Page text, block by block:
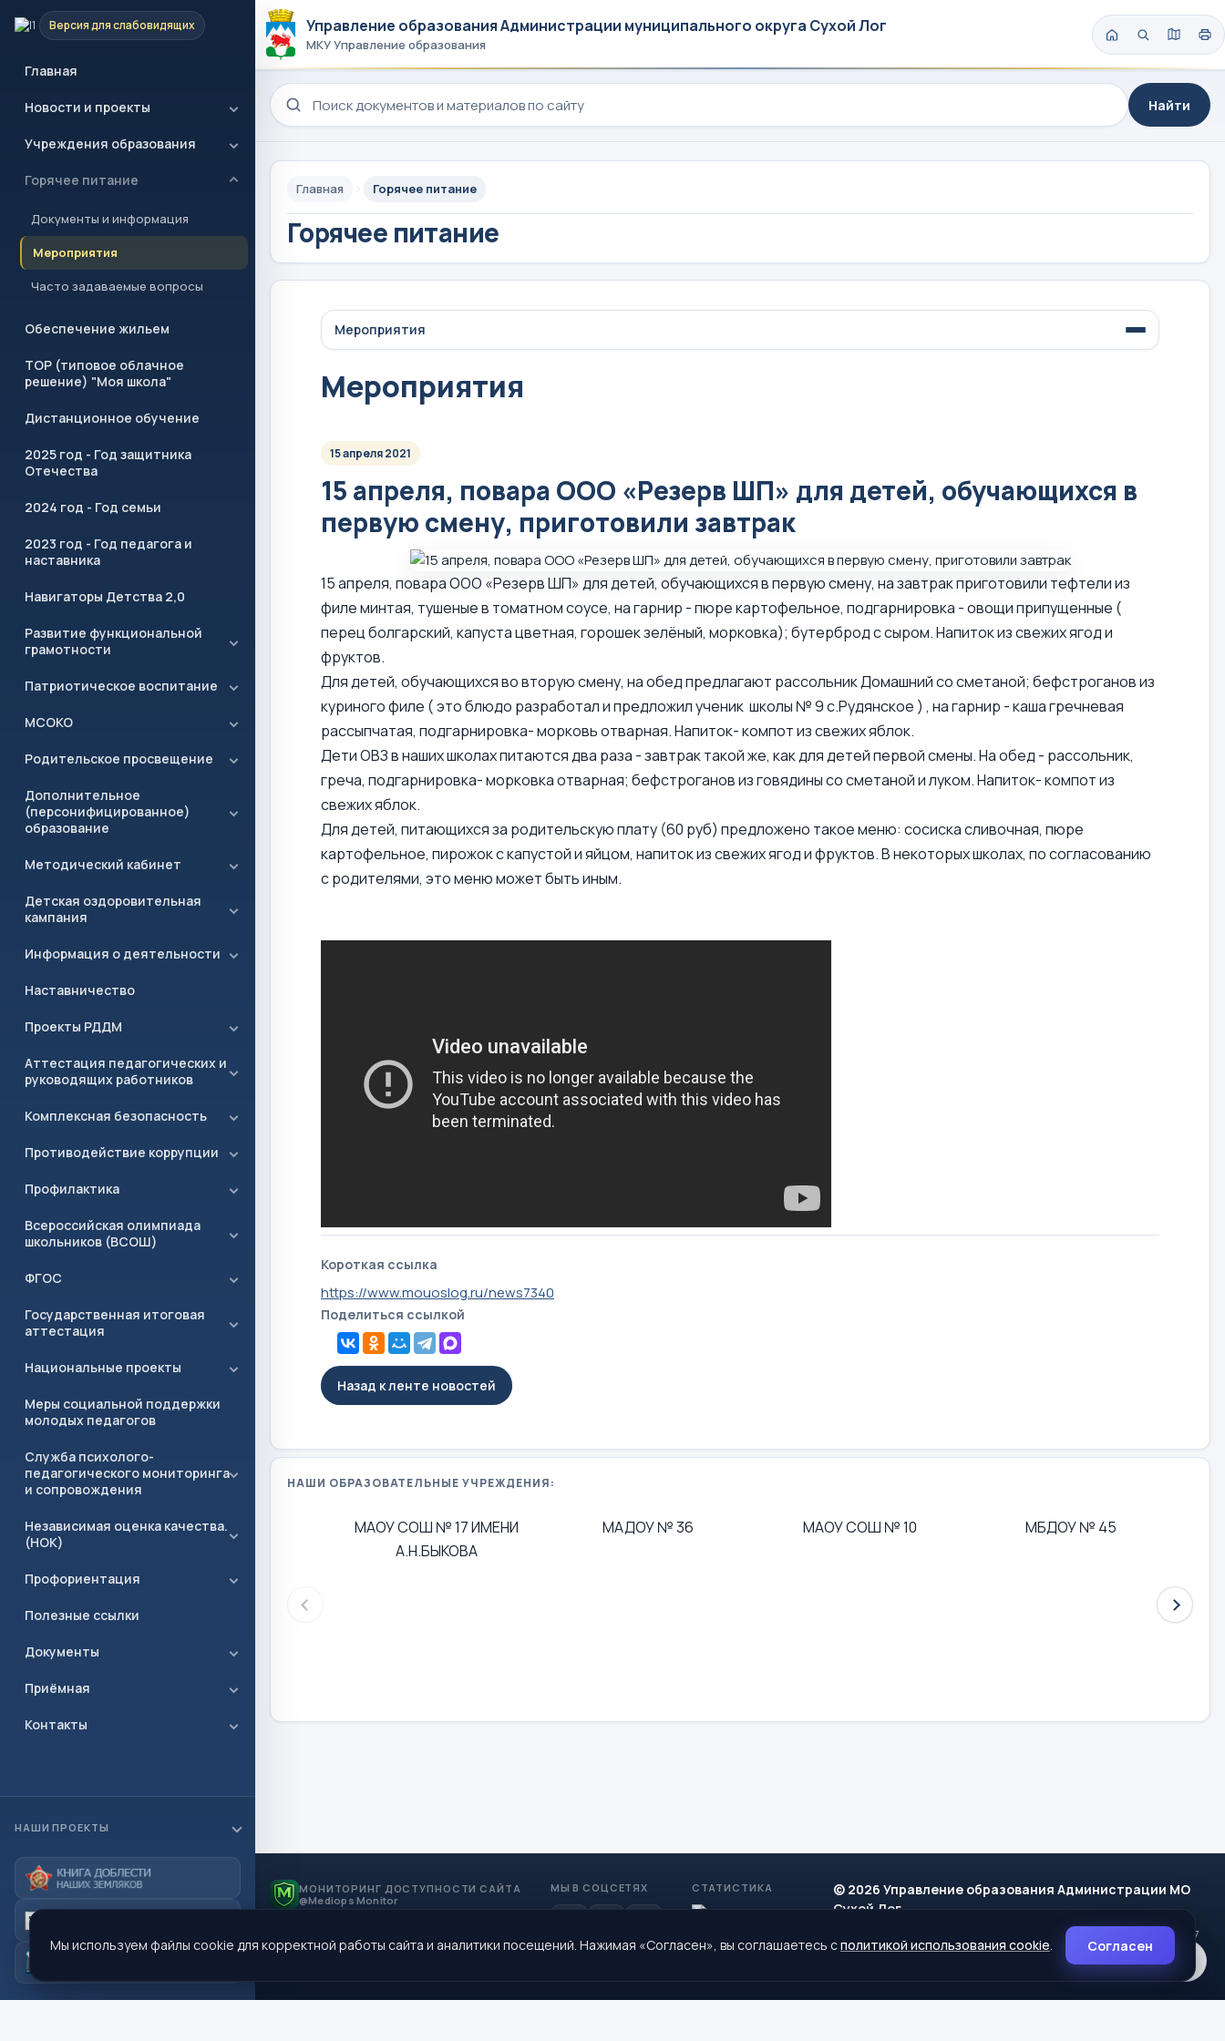
Версия для слабовидящих
Главная
Новости и проекты
Учреждения образования
Горячее питание
Документы и информация
Мероприятия
Часто задаваемые вопросы
Обеспечение жильем
ТОР (типовое облачное
решение) "Моя школа"
Дистанционное обучение
2025 год - Год защитника
Отечества
2024 год - Год семьи
2023 год - Год педагога и
наставника
Навигаторы Детства 2,0
Развитие функциональной
грамотности
Патриотическое воспитание
МСОКО
Родительское просвещение
Дополнительное
(персонифицированное)
образование
Методический кабинет
Детская оздоровительная
кампания
Информация о деятельности
Наставничество
Проекты РДДМ
Аттестация педагогических и
руководящих работников
Комплексная безопасность
Противодействие коррупции
Профилактика
Всероссийская олимпиада
школьников (ВСОШ)
ФГОС
Государственная итоговая
аттестация
Национальные проекты
Меры социальной поддержки
молодых педагогов
Служба психолого-
педагогического мониторинга
и сопровождения
Независимая оценка качества.
(НОК)
Профориентация
Полезные ссылки
Документы
Приёмная
Контакты
НАШИ ПРОЕКТЫ
Управление образования Администрации муниципального округа Сухой Лог
МКУ Управление образования
Поиск по сайту
Найти
Главная Горячее питание
Горячее питание
Мероприятия
Мероприятия
15 апреля 2021
15 апреля, повара ООО «Резерв ШП» для детей, обучающихся в
первую смену, приготовили завтрак
15 апреля, повара ООО «Резерв ШП» для детей, обучающихся в первую смену, на завтрак приготовили тефтели из
филе минтая, тушеные в томатном соусе, на гарнир - пюре картофельное, подгарнировка - овощи припущенные (
перец болгарский, капуста цветная, горошек зелёный, морковка); бутерброд с сыром. Напиток из свежих ягод и
фруктов.
Для детей, обучающихся во вторую смену, на обед предлагают рассольник Домашний со сметаной; бефстроганов из
куриного филе ( это блюдо разработал и предложил ученик школы № 9 с.Рудянское ) , на гарнир - каша гречневая
рассыпчатая, подгарнировка- морковь отварная. Напиток- компот из свежих яблок.
Дети ОВЗ в наших школах питаются два раза - завтрак такой же, как для детей первой смены. На обед - рассольник,
греча, подгарнировка- морковка отварная; бефстроганов из говядины со сметаной и луком. Напиток- компот из
свежих яблок.
Для детей, питающихся за родительскую плату (60 руб) предложено такое меню: сосиска сливочная, пюре
картофельное, пирожок с капустой и яйцом, напиток из свежих ягод и фруктов. В некоторых школах, по согласованию
с родителями, это меню может быть иным.
Короткая ссылка
https://www.mouoslog.ru/news7340
Поделиться ссылкой
Назад к ленте новостей
НАШИ ОБРАЗОВАТЕЛЬНЫЕ УЧРЕЖДЕНИЯ:
МАОУ СОШ № 17 ИМЕНИ
А.Н.БЫКОВА
МАДОУ № 36 МАОУ СОШ № 10 МБДОУ № 45
МОНИТОРИНГ ДОСТУПНОСТИ САЙТА
@Mediops Monitor
МЫ В СОЦСЕТЯХ СТАТИСТИКА
© 2026 Управление образования Администрации МО
Сухой Лог
624800, Свердловская область, г. Сухой Лог, ул. Кирова, дом 7
Политика cookie
Мы используем файлы cookie для корректной работы сайта и аналитики посещений. Нажимая «Согласен», вы соглашаетесь сполитикой использования cookie. Согласен